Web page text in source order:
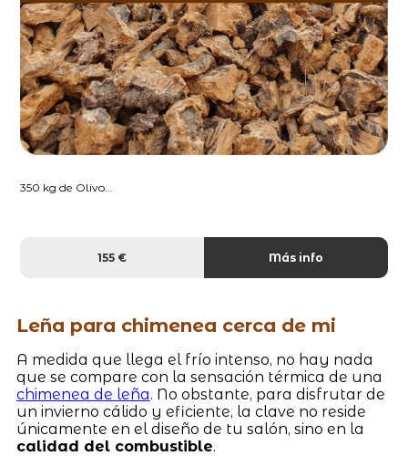
350 kg de Olivo...
155 € Más info
Leña para chimenea cerca de mi
A medida que llega el frío intenso, no hay nada
que se compare con la sensación térmica de una
chimenea de leña. No obstante, para disfrutar de
un invierno cálido y eficiente, la clave no reside
únicamente en el diseño de tu salón, sino en la
calidad del combustible.